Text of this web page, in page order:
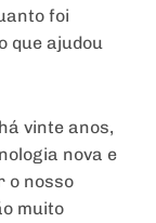
foi
que ajudou
vinte anos,
nova e
o nosso
muito